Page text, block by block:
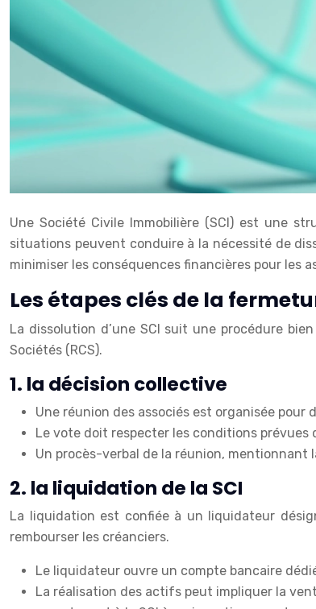
Une Société Civile Immobilière (SCI) est une
situations peuvent conduire à la nécessité de
minimiser les conséquences financières pour les
Les étapes clés de la
La dissolution d’une SCI suit une procédure
Sociétés (RCS).
1. la décision collective
Une réunion des associés est organisée pour
Le vote doit respecter les conditions prévues
Un procès-verbal de la réunion, mentionnant
2. la liquidation de la SCI
La liquidation est confiée à un liquidateur
rembourser les créanciers.
Le liquidateur ouvre un compte bancaire
La réalisation des actifs peut impliquer la